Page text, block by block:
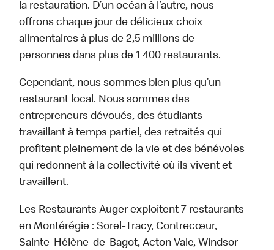
la restauration. D’un océan à l’autre, nous
offrons chaque jour de délicieux choix
alimentaires à plus de 2,5 millions de
personnes dans plus de 1 400 restaurants.
Cependant, nous sommes bien plus qu’un
restaurant local. Nous sommes des
entrepreneurs dévoués, des étudiants
travaillant à temps partiel, des retraités qui
profitent pleinement de la vie et des bénévoles
qui redonnent à la collectivité où ils vivent et
travaillent.
Les Restaurants Auger exploitent 7 restaurants
en Montérégie : Sorel-Tracy, Contrecœur,
Sainte-Hélène-de-Bagot, Acton Vale, Windsor